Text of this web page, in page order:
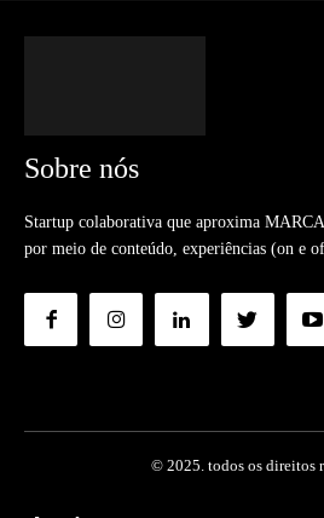
Sobre nós
Startup colaborativa que aproxima
por meio de conteúdo, experiências (on e
© 2025. todos os direitos